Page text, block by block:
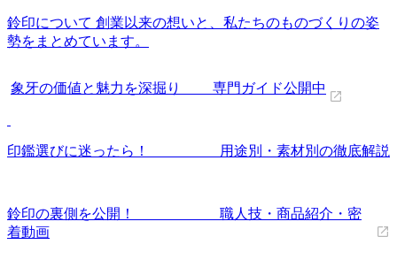
鈴印について 創業以来の想いと、私たちのものづくりの姿
勢をまとめています。
象牙の価値と魅力を深掘り 専門ガイド公開中
印鑑選びに迷ったら！ 用途別・素材別の徹底解説
鈴印の裏側を公開！ 職人技・商品紹介・密
着動画